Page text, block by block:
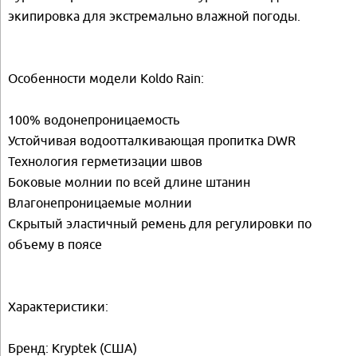
экипировка для экстремально влажной погоды.
Особенности модели Koldo Rain:
100% водонепроницаемость
Устойчивая водоотталкивающая пропитка DWR
Технология герметизации швов
Боковые молнии по всей длине штанин
Влагонепроницаемые молнии
Скрытый эластичный ремень для регулировки по
объему в поясе
Характеристики:
Бренд: Kryptek (США)